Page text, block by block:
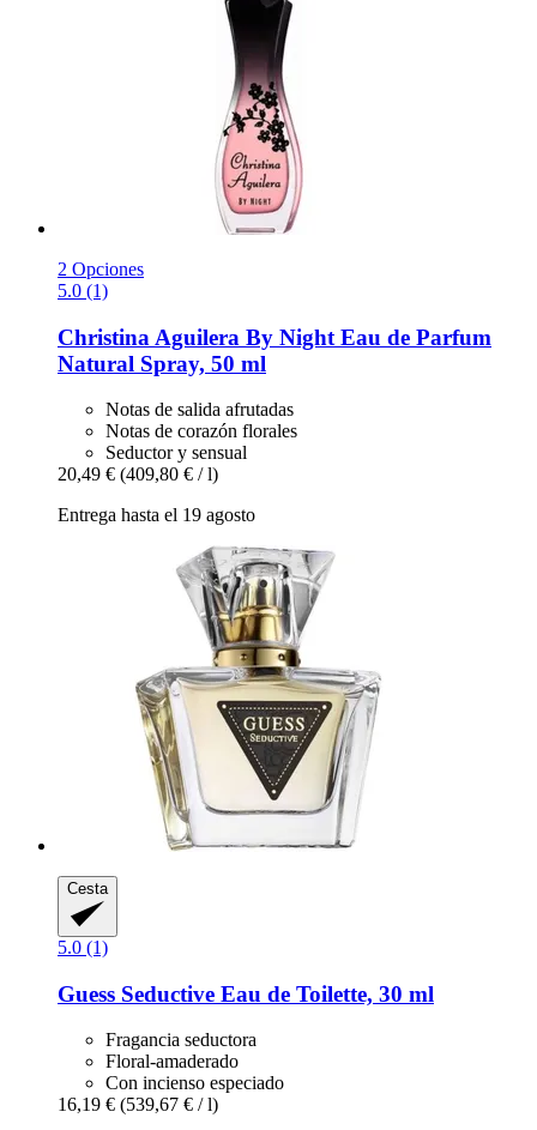
2 Opciones
5.0 (1)
Christina Aguilera By Night Eau de Parfum
Natural Spray, 50 ml
Notas de salida afrutadas
Notas de corazón florales
Seductor y sensual
20,49 € (409,80 € / l)
Entrega hasta el 19 agosto
Cesta
5.0 (1)
Guess Seductive Eau de Toilette, 30 ml
Fragancia seductora
Floral-amaderado
Con incienso especiado
16,19 € (539,67 € / l)